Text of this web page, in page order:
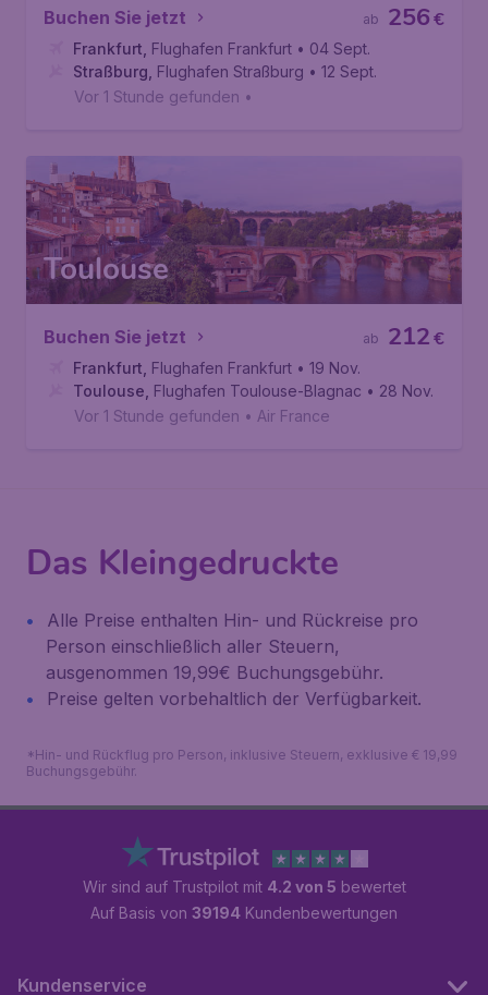
Buchen Sie jetzt €
256
ab
Frankfurt Flughafen Frankfurt • 04 Sept.
Straßburg Flughafen Straßburg • 12 Sept.
Vor 1 Stunde gefunden •
Toulouse
Buchen Sie jetzt €
212
ab
Frankfurt Flughafen Frankfurt • 19 Nov.
Toulouse Flughafen Toulouse-Blagnac • 28 Nov.
Vor 1 Stunde gefunden • Air France
Das Kleingedruckte
Alle Preise enthalten Hin- und Rückreise pro
Person einschließlich aller Steuern,
ausgenommen 19,99€ Buchungsgebühr.
Preise gelten vorbehaltlich der Verfügbarkeit.
*Hin- und Rückflug pro Person, inklusive Steuern, exklusive € 19,99
Buchungsgebühr.
Wir sind auf Trustpilot mit 4.2 von 5 bewertet
Auf Basis von 39194 Kundenbewertungen
Kundenservice